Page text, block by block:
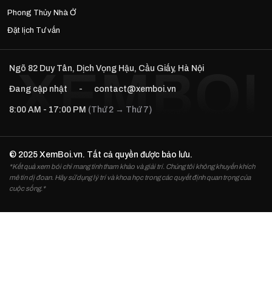
Phong Thủy Nhà Ở
Đặt lịch Tư vấn
Ngõ 82 Duy Tân, Dịch Vọng Hậu, Cầu Giấy, Hà Nội
Đang cập nhật - contact@xemboi.vn
8:00 AM - 17:00 PM (Thứ 2 → Thứ 7)
© 2025 XemBoi.vn. Tất cả quyền được bảo lưu.
*Kết quả xem bói chỉ mang tính tham khảo và giải trí. Chúng tôi không khuyến khích
mê tín dị đoan. Hãy sử dụng lý trí và khoa học trong các quyết định quan trọng của
cuộc sống.*